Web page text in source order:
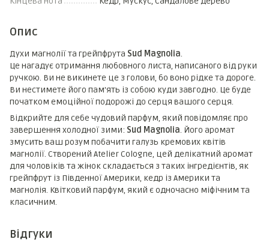
Опис
Духи магнолії та грейпфрута Sud Magnolia.
Це нагадує отримання любовного листа, написаного від руки
ручкою. Ви не викинете це з голови, бо воно рідке та дороге.
Ви нестимете його пам'ять із собою куди завгодно. Це буде
початком емоційної подорожі до серця вашого серця.
Відкрийте для себе чудовий парфум, який повідомляє про
завершення холодної зими: Sud Magnolia. Його аромат
змусить ваш розум побачити галузь кремових квітів
магнолії. Створений Atelier Cologne, цей делікатний аромат
для чоловіків та жінок складається з таких інгредієнтів, як
грейпфрут із Південної Америки, кедр із Америки та
магнолія. Квітковий парфум, який є одночасно міфічним та
класичним.
Відгуки